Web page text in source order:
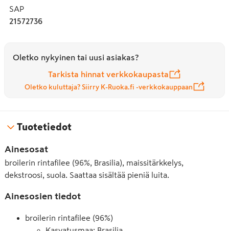
SAP
21572736
Oletko nykyinen tai uusi asiakas?
Tarkista hinnat verkkokaupasta
Oletko kuluttaja? Siirry K-Ruoka.fi -verkkokauppaan
Tuotetiedot
Ainesosat
broilerin rintafilee (96%, Brasilia), maissitärkkelys,
dekstroosi, suola. Saattaa sisältää pieniä luita.
Ainesosien tiedot
broilerin rintafilee (96%)